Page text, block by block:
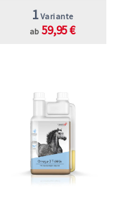
1 Variante
ab 59,95 €